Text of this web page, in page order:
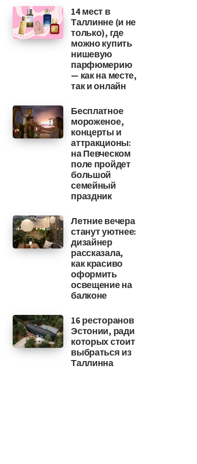
14 мест в
Таллинне (и не
только), где
можно купить
нишевую
парфюмерию
— как на месте,
так и онлайн
Бесплатное
мороженое,
концерты и
аттракционы:
на Певческом
поле пройдет
большой
семейный
праздник
Летние вечера
станут уютнее:
дизайнер
рассказала,
как красиво
оформить
освещение на
балконе
16 ресторанов
Эстонии, ради
которых стоит
выбраться из
Таллинна